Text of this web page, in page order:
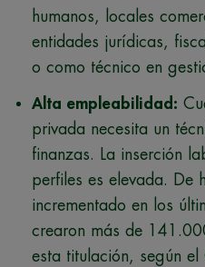
humanos, locales
entidades jurídicas,
o como técnico en
Alta empleabilidad:
privada necesita un
finanzas. La inserción
perfiles es elevada. De
incrementado en los
crearon más de
esta titulación, según